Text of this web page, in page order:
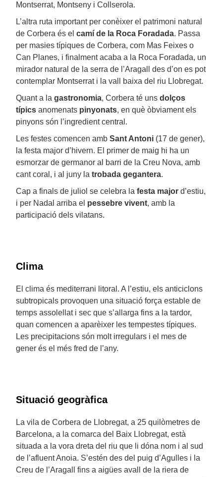
Montserrat, Montseny i Collserola.
L’altra ruta important per conèixer el patrimoni natural
de Corbera és el camí de la Roca Foradada. Passa
per masies típiques de Corbera, com Mas Feixes o
Can Planes, i finalment acaba a la Roca Foradada, un
mirador natural de la serra de l’Aragall des d’on es pot
contemplar Montserrat i la vall baixa del riu Llobregat.
Quant a la gastronomia, Corbera té uns dolços
típics anomenats pinyonats, en què òbviament els
pinyons són l’ingredient central.
Les festes comencen amb Sant Antoni (17 de gener),
la festa major d’hivern. El primer de maig hi ha un
esmorzar de germanor al barri de la Creu Nova, amb
cant coral, i al juny la trobada gegantera.
Cap a finals de juliol se celebra la festa major d’estiu,
i per Nadal arriba el pessebre vivent, amb la
participació dels vilatans.
Clima
El clima és mediterrani litoral. A l’estiu, els anticiclons
subtropicals provoquen una situació força estable de
temps assolellat i sec que s’allarga fins a la tardor,
quan comencen a aparèixer les tempestes típiques.
Les precipitacions són molt irregulars i el mes de
gener és el més fred de l’any.
Situació geogràfica
La vila de Corbera de Llobregat, a 25 quilòmetres de
Barcelona, a la comarca del Baix Llobregat, està
situada a la vora dreta del riu que li dóna nom i al sud
de l’afluent Anoia. S’estén des del puig d’Agulles i la
Creu de l’Aragall fins a aigües avall de la riera de